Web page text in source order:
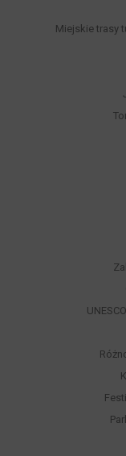
Miejskie trasy